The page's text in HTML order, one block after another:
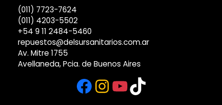
(011) 7723-7624
(011) 4203-5502
+54 9 11 2484-5460
repuestos@delsursanitarios.com.ar
Av. Mitre 1755
Avellaneda, Pcia. de Buenos Aires
Facebook
Instagram
YouTube
TikTok